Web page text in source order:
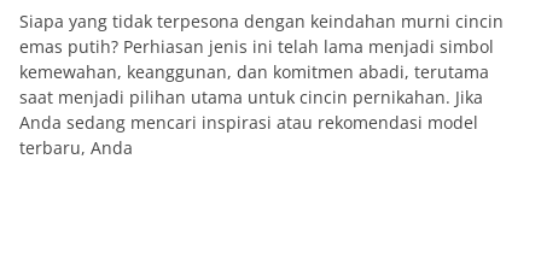
Siapa yang tidak terpesona dengan keindahan murni cincin
emas putih? Perhiasan jenis ini telah lama menjadi simbol
kemewahan, keanggunan, dan komitmen abadi, terutama
saat menjadi pilihan utama untuk cincin pernikahan. Jika
Anda sedang mencari inspirasi atau rekomendasi model
terbaru, Anda